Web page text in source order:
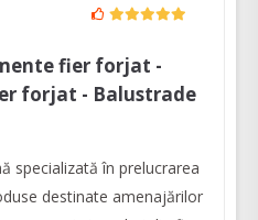
fier forjat -
forjat - Balustrade
specializată în prelucrarea
destinate amenajărilor